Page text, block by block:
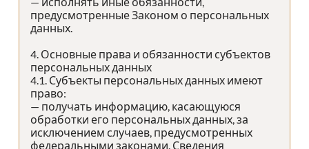
предусмотренные Законом о персональных
данных.
4. Основные права и обязанности субъектов
персональных данных
4.1. Субъекты персональных данных имеют
право:
— получать информацию, касающуюся
обработки его персональных данных, за
исключением случаев, предусмотренных
федеральными законами. Сведения